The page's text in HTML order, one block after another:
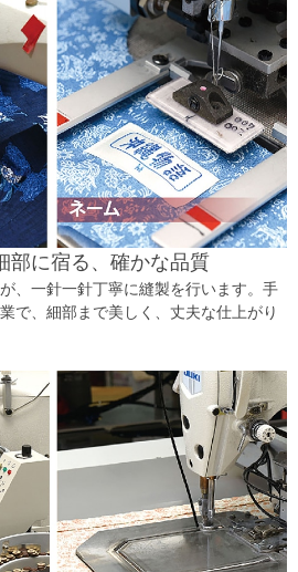
部に宿る、確かな品質
、一針一針丁寧に縫製を行います。手
で、細部まで美しく、丈夫な仕上がり